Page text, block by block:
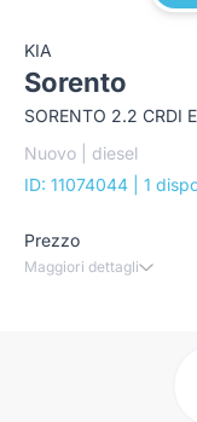
KIA
Sorento
SORENTO 2.2 CRDI
Nuovo | diesel
ID: 11074044
| 1
Prezzo
Maggiori dettagli